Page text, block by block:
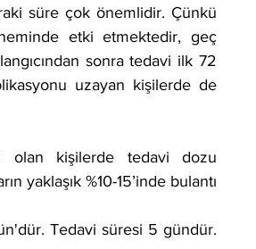
süre çok önemlidir. Çünkü
etki etmektedir, geç
sonra tedavi ilk 72
uzayan kişilerde de
olan kişilerde tedavi dozu
yaklaşık %10-15’inde bulantı